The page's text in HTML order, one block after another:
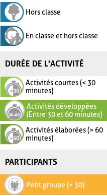
Hors classe
En classe et hors classe
DURÉE DE L'ACTIVITÉ
Activités courtes (< 30
minutes)
Activités développées
(Entre 30 et 60 minutes)
Activités élaborées (> 60
minutes)
PARTICIPANTS
Petit groupe (< 30)